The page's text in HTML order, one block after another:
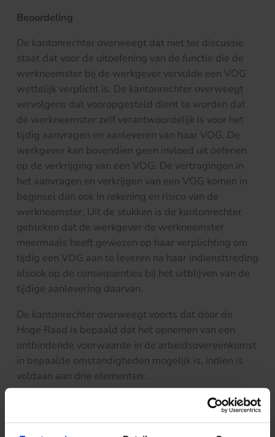
Beoordeling
De kantonrechter overweegt dat niet ter discussie
staat dat voor de uitoefening van de functie die de
werkneemster bij de werkgever vervulde een VOG
wettelijk verplicht is. De kantonrechter overweegt
vervolgens dat vooropgesteld dient te worden dat
de werkneemster zelf verantwoordelijk is voor het
tijdig aanvragen en aanleveren van haar VOG. De
werkgever kan bovendien geen invloed uit oefenen
op de verkrijging van een VOG. De vertragingen in
het aanvragen en verkrijgen van een VOG komen in
beginsel dan ook in rekening en risico van de
werkneemster. Uit de stukken is de kantonrechter
gebleken dat de werkgever de werkneemster
meermaals heeft gewezen op haar verplichting om
tijdig een VOG aan te leveren na haar indiensttreding
alsook op de consequenties bij het uitblijven van de
tijdige aanlevering daarvan.
De kantonrechter overweegt voorts dat door de
Hoge Raad is bepaald dat het opnemen van een
ontbindende voorwaarde in de arbeidsovereenkomst
in bepaalde omstandigheden mogelijk is, indien is
voldaan aan drie elementen:
Het opnemen van ontbindende voorwaarde mag
geen strijdigheid opleveren met het stelsel van het